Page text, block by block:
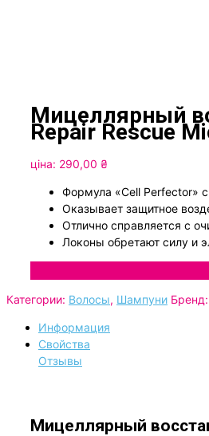
Мицеллярный
Repair Rescue
ціна: 290,00 ₴
Формула «Cell Perfector»
Оказывает защитное
Отлично справляется с
Локоны обретают силу и
Категории: Волосы, Шампуни Бренд:
Информация
Свойства
Отзывы
Мицеллярный